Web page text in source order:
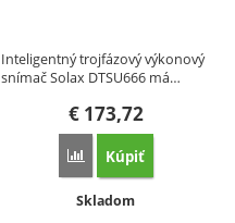
Inteligentný trojfázový výkonový
snímač Solax DTSU666 má…
€173,72
Porovnať
Kúpiť
Dostupnosť:
Skladom